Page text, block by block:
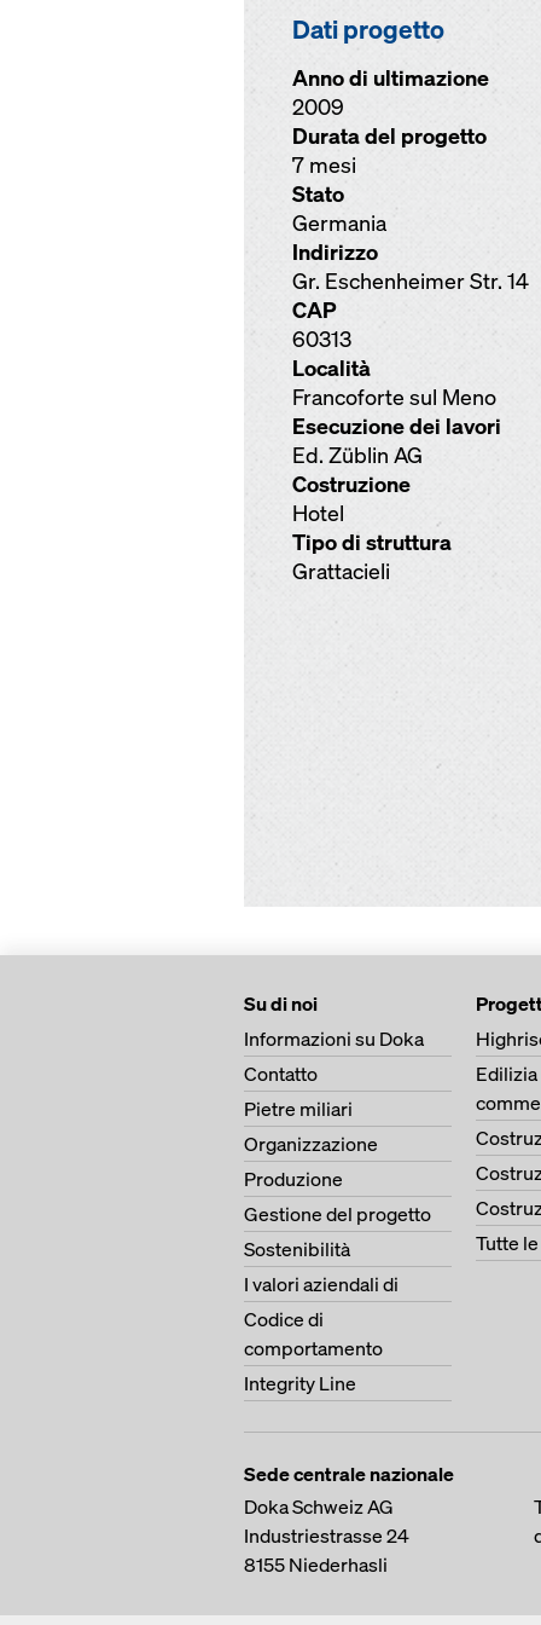
Dati progetto
Anno di ultimazione
2009
Durata del progetto
7 mesi
Stato
Germania
Indirizzo
Gr. Eschenheimer Str. 14
CAP
60313
Località
Francoforte sul Meno
Esecuzione dei lavori
Ed. Züblin AG
Costruzione
Hotel
Tipo di struttura
Grattacieli
Su di noi
Informazioni su Doka
Contatto
Pietre miliari
Organizzazione
Produzione
Gestione del progetto
Sostenibilità
I valori aziendali di
Codice di
comportamento
Integrity Line
Tutte
Sede centrale nazionale
Doka Schweiz AG
Industriestrasse 24
8155Niederhasli